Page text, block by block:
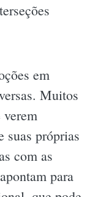
em
Muitos
suas próprias
com as
para